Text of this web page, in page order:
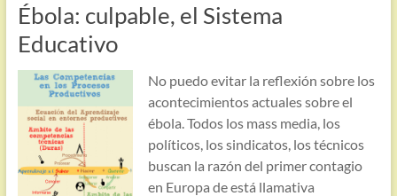
Ébola: culpable, el Sistema
Educativo
No puedo evitar la reflexión sobre los
acontecimientos actuales sobre el
ébola. Todos los mass media, los
políticos, los sindicatos, los técnicos
buscan la razón del primer contagio
en Europa de está llamativa